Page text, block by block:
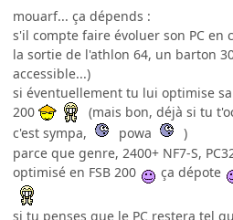
mouarf... ça dépends :
s'il compte faire évoluer son PC en
la sortie de l'athlon 64, un barton
accessible...)
si éventuellement tu lui optimise
200
(mais bon, déjà si tu
c'est sympa,
powa
)
parce que genre, 2400+ NF7-S,
optimisé en FSB 200
ça dépote
si tu penses que le PC restera tel